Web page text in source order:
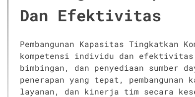
Dan Efektivitas
Pembangunan Kapasitas Tingkatkan
kompetensi individu dan
bimbingan, dan penyediaan sumber
penerapan yang tepat,
layanan, dan kinerja tim secara